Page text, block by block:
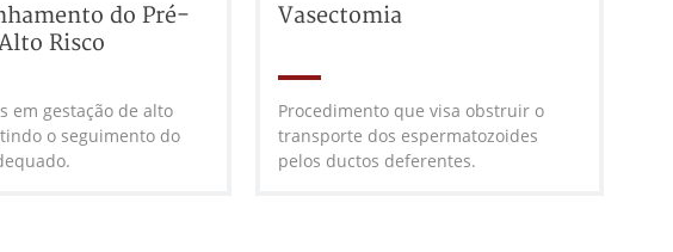
do Pré-
Risco
em gestação de alto
o seguimento do
Vasectomia
Procedimento que visa obstruir o
transporte dos espermatozoides
pelos ductos deferentes.